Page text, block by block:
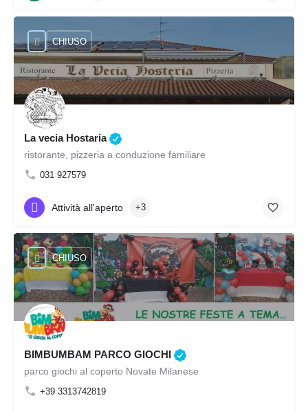
La vecia Hostaria
ristorante, pizzeria a conduzione familiare
031 927579
CHIUSO
Attività all'aperto +3
BIMBUMBAM PARCO GIOCHI
parco giochi al coperto Novate Milanese
+39 3313742819
CHIUSO